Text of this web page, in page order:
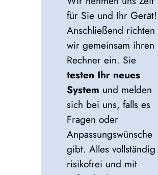
für Sie und Ihr Gerät!
Anschließend richten
wir gemeinsam ihren
Rechner ein. Sie
testen Ihr neues
System und melden
sich bei uns, falls es
Fragen oder
Anpassungswünsche
gibt. Alles vollständig
risikofrei und mit